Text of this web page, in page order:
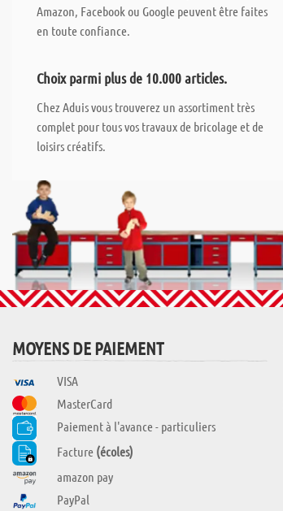
Amazon, Facebook ou Google peuvent être faites
en toute confiance.
Choix parmi plus de 10.000 articles.
Chez Aduis vous trouverez un assortiment très
complet pour tous vos travaux de bricolage et de
loisirs créatifs.
MOYENS DE PAIEMENT
VISA
MasterCard
Paiement à l'avance - particuliers
Facture (écoles)
amazon pay
PayPal